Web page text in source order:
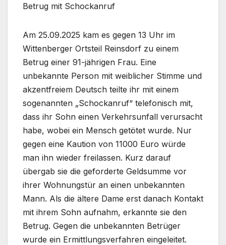
Betrug mit Schockanruf
Am 25.09.2025 kam es gegen 13 Uhr im
Wittenberger Ortsteil Reinsdorf zu einem
Betrug einer 91-jährigen Frau. Eine
unbekannte Person mit weiblicher Stimme und
akzentfreiem Deutsch teilte ihr mit einem
sogenannten „Schockanruf“ telefonisch mit,
dass ihr Sohn einen Verkehrsunfall verursacht
habe, wobei ein Mensch getötet wurde. Nur
gegen eine Kaution von 11000 Euro würde
man ihn wieder freilassen. Kurz darauf
übergab sie die geforderte Geldsumme vor
ihrer Wohnungstür an einen unbekannten
Mann. Als die ältere Dame erst danach Kontakt
mit ihrem Sohn aufnahm, erkannte sie den
Betrug. Gegen die unbekannten Betrüger
wurde ein Ermittlungsverfahren eingeleitet.